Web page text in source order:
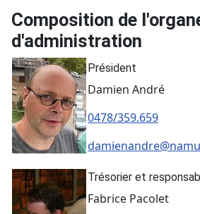
Composition de
d'administration
Président
Damien André
0478/359.659
Trésorier et
Fabrice Pacolet